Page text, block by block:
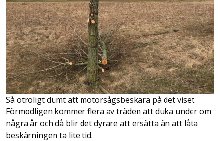
Så otroligt dumt att motorsågsbeskära på det viset.
Förmodligen kommer flera av träden att duka under om
några år och då blir det dyrare att ersätta än att låta
beskärningen ta lite tid.